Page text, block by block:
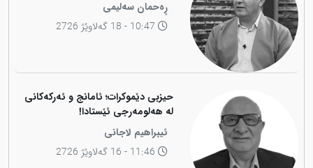
ڕەحمان سەلیمی
حیزبی دێموکرات؛ ئامانج و ئەرکەکانی
لە هەلومەرجی ئێستادا!
ئیبراهیم لاجانی